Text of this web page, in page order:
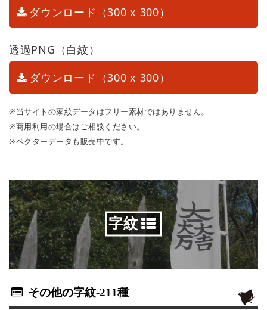
ダウンロード（300 x 300）
透過PNG（白紋）
ダウンロード（300 x 300）
※当サイトの家紋データはフリー素材ではありません。
※商用利用の場合はご相談ください。
※ベクターデータも販売中です。
字紋
その他の字紋-211種